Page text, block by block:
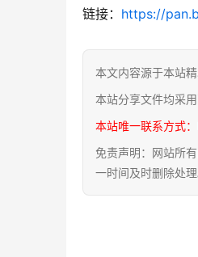
链接： https://
本文内容源于本站
本站分享文件均采
本站唯一联系方式
免责声明：网站所
一时间及时删除处理